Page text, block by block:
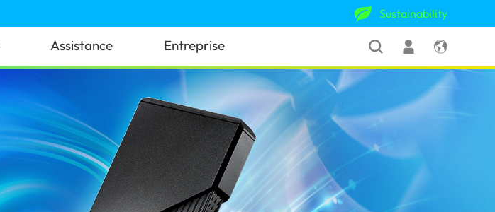
Sustainability
Assistance Entreprise